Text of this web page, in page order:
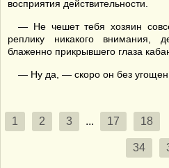
восприятия действительности.
— Не чешет тебя хозяин
реплику никакого внимания,
блаженно прикрывшего глаза
— Ну да, — скоро он без
1 2 3 ... 17 18
34